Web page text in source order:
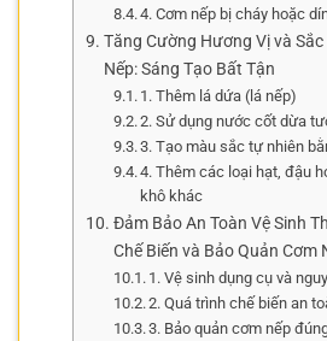
4. Cơm nếp bị cháy hoặc
Tăng Cường Hương Vị và
Nếp: Sáng Tạo Bất Tận
1. Thêm lá dứa (lá nếp)
2. Sử dụng nước cốt dừa
3. Tạo màu sắc tự nhiên
4. Thêm các loại hạt, đậu
khô khác
Đảm Bảo An Toàn Vệ Sinh
Chế Biến và Bảo Quản Cơm
1. Vệ sinh dụng cụ và
2. Quá trình chế biến an
3. Bảo quản cơm nếp